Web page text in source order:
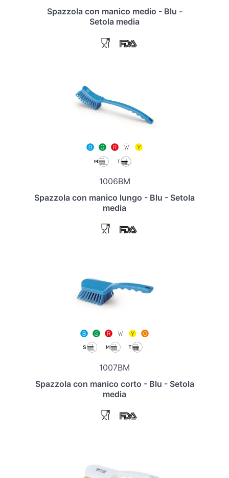
Spazzola con manico medio - Blu -
Setola media
1006BM
Spazzola con manico lungo - Blu - Setola
media
1007BM
Spazzola con manico corto - Blu - Setola
media